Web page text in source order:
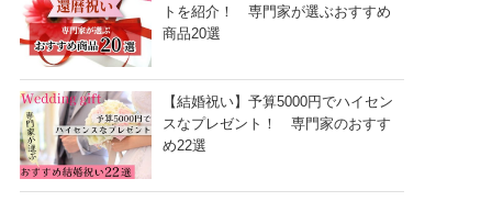
トを紹介！ 専門家が選ぶおすすめ
商品20選
【結婚祝い】予算5000円でハイセン
スなプレゼント！ 専門家のおすす
め22選